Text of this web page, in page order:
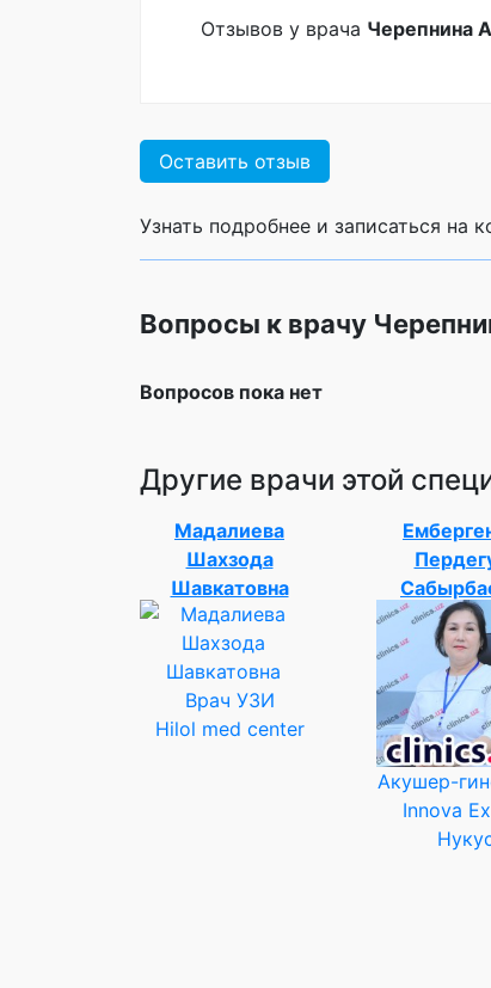
Отзывов у врача Черепнина
Оставить отзыв
Узнать подробнее и записаться
Вопросы к врачу
Вопросов пока нет
Другие врачи этой
Мадалиева
Шахзода
Шавкатовна
Врач УЗИ
Hilol med center
Акушер-
Innova